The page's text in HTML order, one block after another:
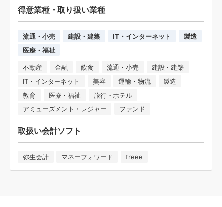
得意業種・取り扱い業種
流通・小売 建設・建築 IT・インターネット
製造
医療・福祉
不動産 金融 飲食 流通・小売
建設・建築
IT・インターネット
美容 運輸・物流
製造
教育
医療・福祉
旅行・ホテル
アミューズメント・レジャー
ファンド
取扱い会計ソフト
弥生会計 マネーフォワード freee